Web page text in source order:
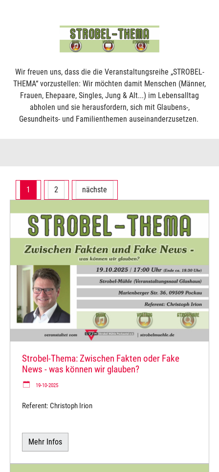
Wir freuen uns, dass die die Veranstaltungsreihe „STROBEL-
THEMA“ vorzustellen: Wir möchten damit Menschen (Männer,
Frauen, Ehepaare, Singles, Jung & Alt...) im Lebensalltag
abholen und sie herausfordern, sich mit Glaubens-,
Gesundheits- und Familienthemen auseinanderzusetzen.
1 2 nächste
Strobel-Thema: Zwischen Fakten oder Fake
News - was können wir glauben?
19-10-2025
Referent: Christoph Irion
Mehr Infos